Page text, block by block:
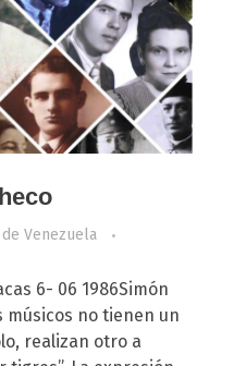
Venezuela
6- 06 1986Simón
músicos no tienen un
realizan otro a